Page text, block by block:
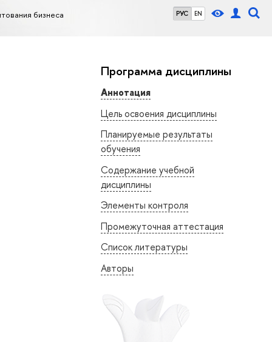
РУС EN
бизнеса
Программа дисциплины
Аннотация
Цель освоения дисциплины
Планируемые результаты
обучения
Содержание учебной
дисциплины
Элементы контроля
Промежуточная аттестация
Список литературы
Авторы